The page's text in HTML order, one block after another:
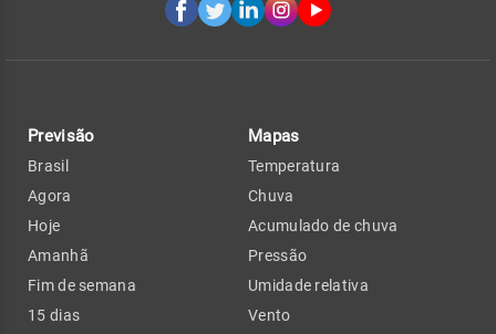
Previsão
Brasil
Agora
Hoje
Amanhã
Fim de semana
15 dias
Mapas
Temperatura
Chuva
Acumulado de chuva
Pressão
Umidade relativa
Vento